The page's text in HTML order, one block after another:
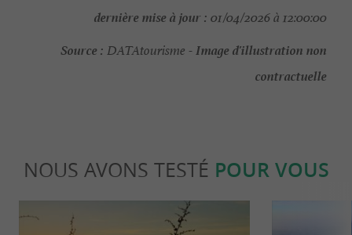
dernière mise à jour : 01/04/2026 à 12:00:00
Source : DATAtourisme -Image d'illustration non
contractuelle
NOUS AVONS TESTÉ POUR VOUS